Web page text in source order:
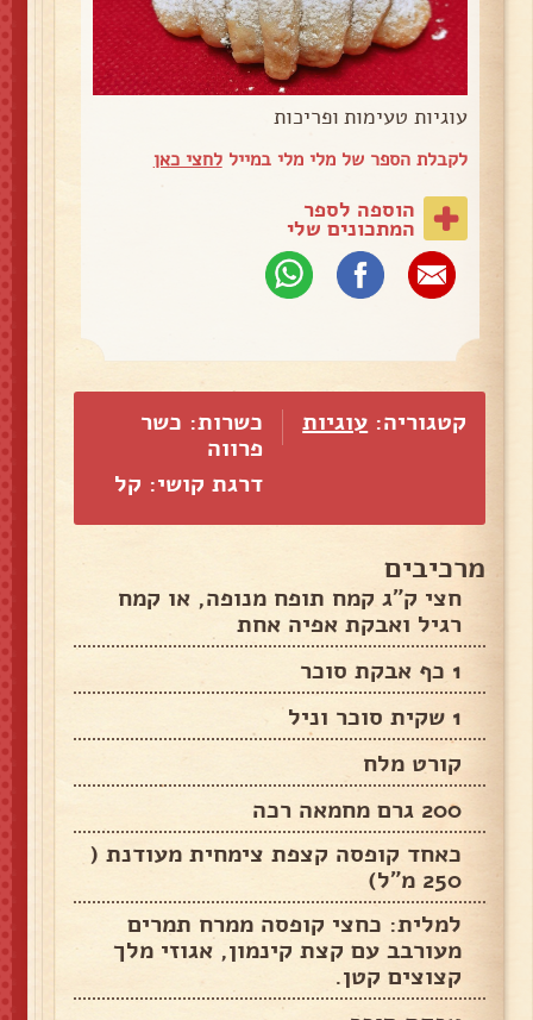
עוגיות טעימות ופריכות
לקבלת הספר של מלי מלי במייללחצי כאן
הוספה לספר
המתכונים שלי
קטגוריה:עוגיות
כשרות: כשר
פרווה
דרגת קושי: קל
מרכיבים
חצי ק"ג קמח תופח מנופה, או קמח
רגיל ואבקת אפיה אחת
1 כף אבקת סוכר
1 שקית סוכר וניל
קורט מלח
200 גרם מחמאה רכה
כאחד קופסה קצפת צימחית מעודנת (
250 מ"ל)
למלית: כחצי קופסה ממרח תמרים
מעורבב עם קצת קינמון, אגוזי מלך
קצוצים קטן.